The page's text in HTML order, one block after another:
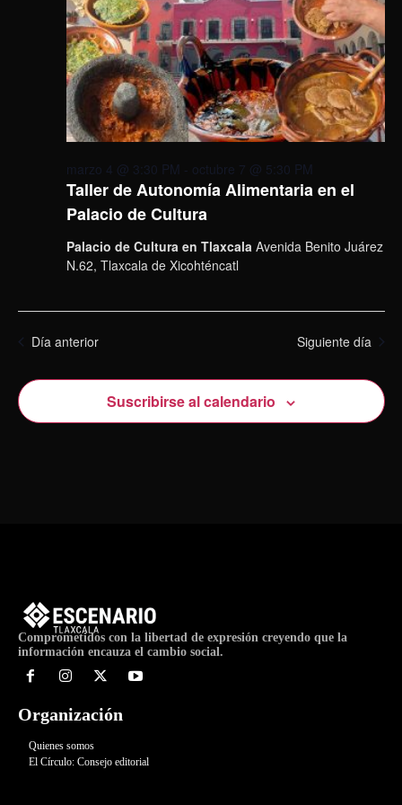
Taller de Autonomía Alimentaria en el
Palacio de Cultura
marzo 4 @ 3:30 PM - octubre 7 @ 5:30 PM
Palacio de Cultura en Tlaxcala Avenida Benito Juárez
N.62, Tlaxcala de Xicohténcatl
Día anterior Siguiente día
Suscribirse al calendario
Comprometidos con la libertad de expresión creyendo que la
información encauza el cambio social.
Organización
Quienes somos
El Círculo: Consejo editorial